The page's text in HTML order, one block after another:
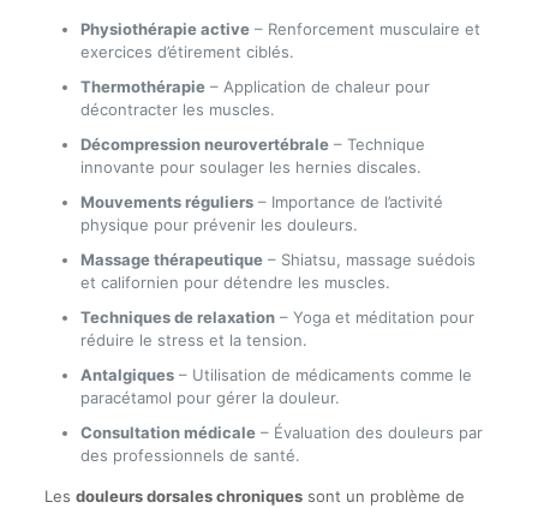
Physiothérapie active– Renforcement musculaire et
exercices d’étirement ciblés.
Thermothérapie– Application de chaleur pour
décontracter les muscles.
Décompression neurovertébrale– Technique
innovante pour soulager les hernies discales.
Mouvements réguliers– Importance de l’activité
physique pour prévenir les douleurs.
Massage thérapeutique– Shiatsu, massage suédois
et californien pour détendre les muscles.
Techniques de relaxation– Yoga et méditation pour
réduire le stress et la tension.
Antalgiques– Utilisation de médicaments comme le
paracétamol pour gérer la douleur.
Consultation médicale– Évaluation des douleurs par
des professionnels de santé.
Les douleurs dorsales chroniquessont un problème de